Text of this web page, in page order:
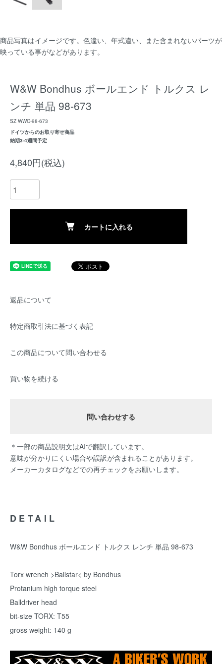
商品写真はイメージです。色違い、年式違い、また含まれないパーツが
映っている事がなどがあります。
W&W Bondhus ボールエンド トルクス レ
ンチ 単品 98-673
SZ WWC-98-673
ドイツからのお取り寄せ商品
納期3-4週間予定
4,840円(税込)
カートに入れる
返品について
特定商取引法に基づく表記
この商品について問い合わせる
買い物を続ける
問い合わせする
＊一部の商品説明文はAIで翻訳しています。
意味が分かりにくい場合や誤訳が含まれることがあります。
メーカーカタログなどでの再チェックをお願いします。
DETAIL
W&W Bondhus ボールエンド トルクス レンチ 単品 98-673
Torx wrench >Ballstar< by Bondhus
Protanium high torque steel
Balldriver head
bit-size TORX: T55
gross weight: 140 g